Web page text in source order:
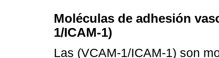
Moléculas de adhesión
1/ICAM-1)
Las (VCAM-1/ICAM-1) son